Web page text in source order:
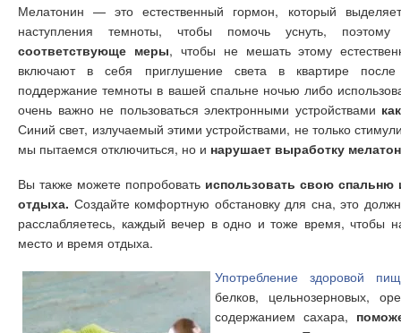
Мелатонин — это естественный гормон, который
наступления темноты, чтобы помочь уснуть,
соответствующе меры, чтобы не мешать этому
включают в себя приглушение света в квартире
поддержание темноты в вашей спальне ночью либо
очень важно не пользоваться электронными устройствами
Синий свет, излучаемый этими устройствами, не только
мы пытаемся отключиться, но и нарушает выработку
Вы также можете попробовать использовать свою спальню
отдыха. Создайте комфортную обстановку для сна, это
расслабляетесь, каждый вечер в одно и тоже время, чтобы
место и время отдыха.
Употребление здоровой
белков, цельнозерновых,
содержанием сахара,